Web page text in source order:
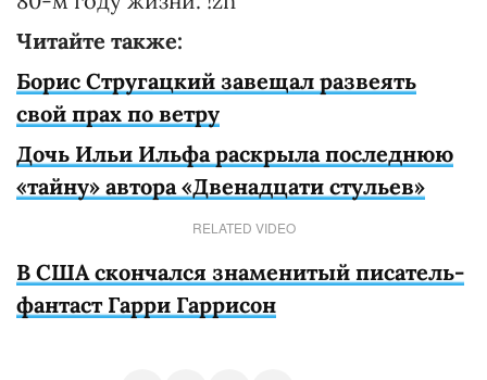
Читайте также:
Борис Стругацкий завещал развеять
свой прах по ветру
Дочь Ильи Ильфа раскрыла последнюю
«тайну» автора «Двенадцати стульев»
RELATED VIDEO
В США скончался знаменитый писатель-
фантаст Гарри Гаррисон